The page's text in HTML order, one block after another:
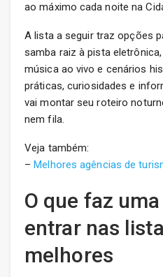
ao máximo cada noite na
A lista a seguir traz opções
samba raiz à pista
música ao vivo e cenários
práticas, curiosidades e
vai montar seu roteiro
nem fila.
Veja também:
–Melhores agências de
O que faz
entrar nas
melhores